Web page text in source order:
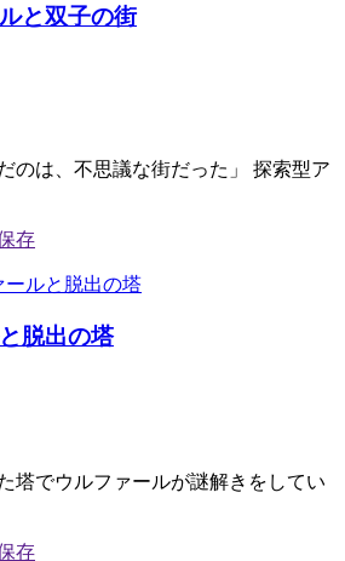
と双子の街
のは、不思議な街だった」 探索型ア
脱出の塔
塔でウルファールが謎解きをしてい